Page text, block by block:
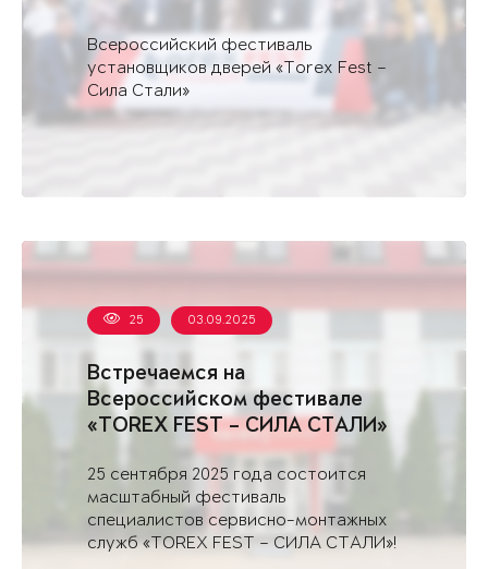
Всероссийский фестиваль
установщиков дверей «Torex Fest –
Сила Стали»
Встречаемся на
Всероссийском фестивале
«TOREX FEST – СИЛА СТАЛИ»
25 03.09.2025
25 сентября 2025 года состоится
масштабный фестиваль
специалистов сервисно-монтажных
служб «TOREX FEST – СИЛА СТАЛИ»!